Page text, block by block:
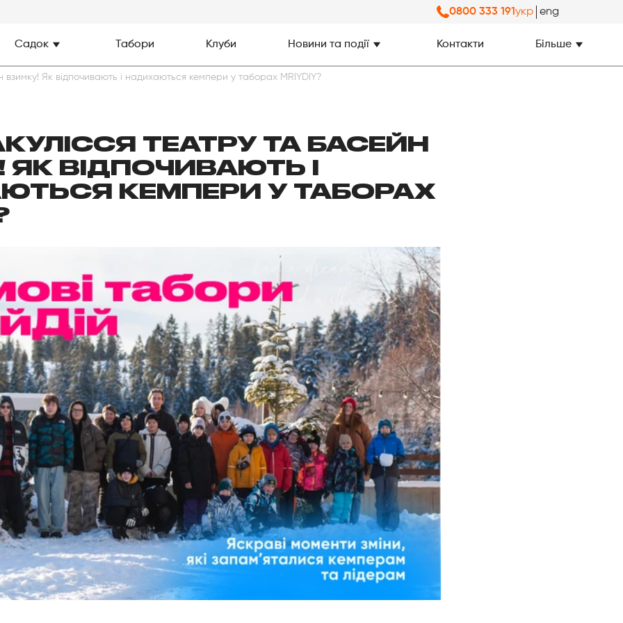
0800 333 191укр eng
Садок Табори Клуби Новини та події Контакти Більше
взимку! Як відпочивають і надихаються кемпери у таборах MRIYDIY?
ТЕАТРУ ТА БАСЕЙН
ВІДПОЧИВАЮТЬ І
КЕМПЕРИ У ТАБОРАХ